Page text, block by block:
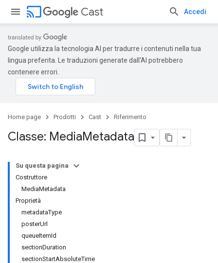
cast Cast Accedi
Google utilizza la tecnologia AI per tradurre i contenuti nella tua
lingua preferita. Le traduzioni generate dall'AI potrebbero
contenere errori.
Home page Prodotti Cast Riferimento
Classe: MediaMetadata
Su questa pagina
Costruttore
MediaMetadata
Proprietà
metadataType
posterUrl
queueItemId
sectionDuration
sectionStartAbsoluteTime